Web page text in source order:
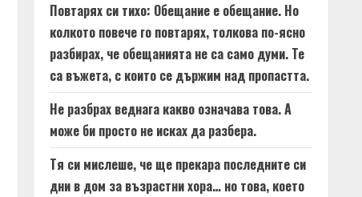
Повтарях си тихо: Обещание е обещание. Но
колкото повече го повтарях, толкова по-ясно
разбирах, че обещанията не са само думи. Те
са въжета, с които се държим над пропастта.
Не разбрах веднага какво означава това. А
може би просто не исках да разбера.
Тя си мислеше, че ще прекара последните си
дни в дом за възрастни хора… но това, което